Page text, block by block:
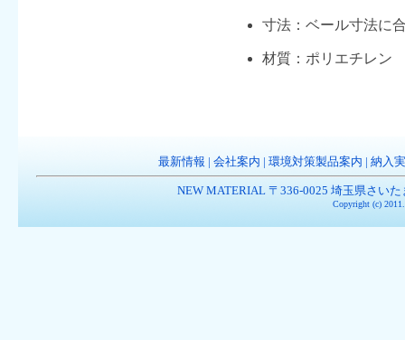
寸法：ベール寸法に
材質：ポリエチレン
最新情報 会社案内 環境対策製品案内 納入
NEW MATERIAL 〒336-0025 埼玉県さい
Copyright (c)